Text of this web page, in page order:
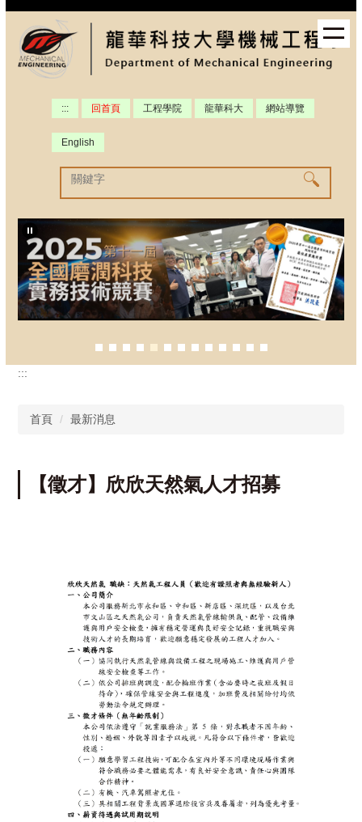
跳
要
::: 回首頁 工程學院 龍華科大 網站導覽
English
:::
首頁 最新消息
【徵才】欣欣天然氣人才招募